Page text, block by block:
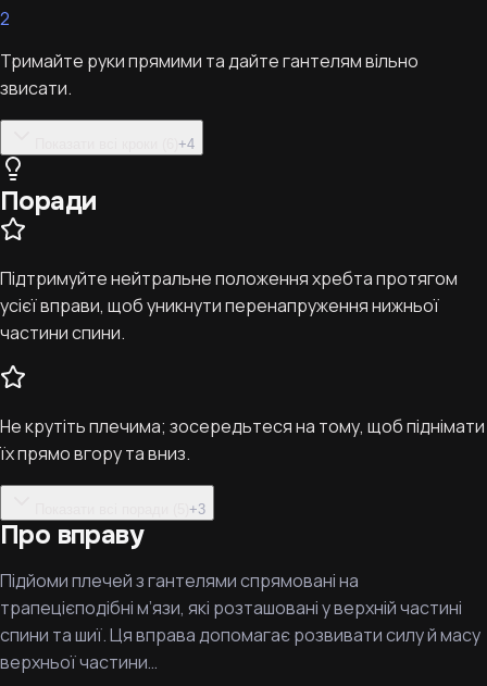
2
Тримайте руки прямими та дайте гантелям вільно
звисати.
+4
Поради
Підтримуйте нейтральне положення хребта протягом
усієї вправи, щоб уникнути перенапруження нижньої
частини спини.
Не крутіть плечима; зосередьтеся на тому, щоб піднімати
їх прямо вгору та вниз.
+3
Про вправу
Підйоми плечей з гантелями спрямовані на
трапецієподібні м’язи, які розташовані у верхній частині
спини та шиї. Ця вправа допомагає розвивати силу й масу
верхньої частини…